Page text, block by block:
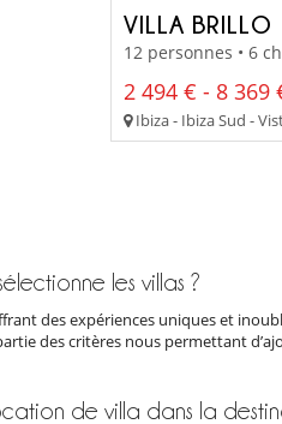
VILLA BRILLO
12 personnes • 6
2 494 € - 8 369
Ibiza - Ibiza Sud -
les villas ?
des expériences uniques et
des critères nous permettant
de villa dans la